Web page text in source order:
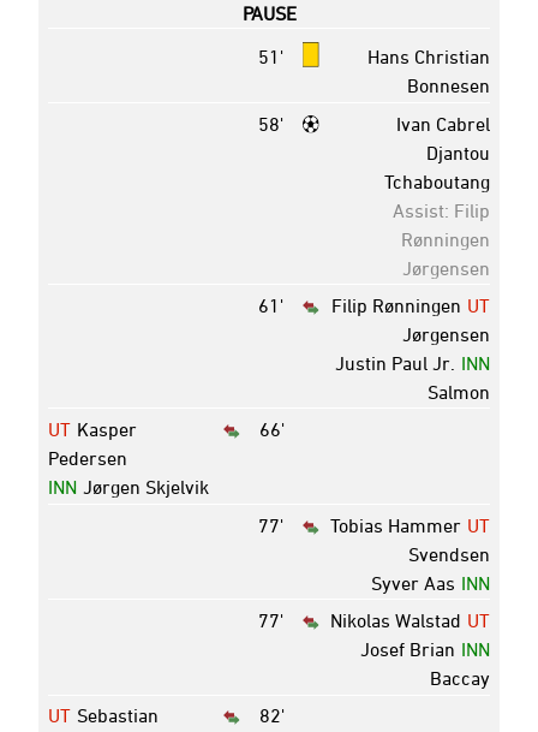
PAUSE
51'
Hans Christian
Bonnesen
58'
Ivan Cabrel
Djantou
Tchaboutang
Assist: Filip
Rønningen
Jørgensen
61'
UT
Filip Rønningen
Jørgensen
INN
Justin Paul Jr.
Salmon
66'
UT Kasper
Pedersen
INN Jørgen Skjelvik
77'
UT
Tobias Hammer
Svendsen
INN
Syver Aas
77'
UT
Nikolas Walstad
INN
Josef Brian
Baccay
82'
UT Sebastian